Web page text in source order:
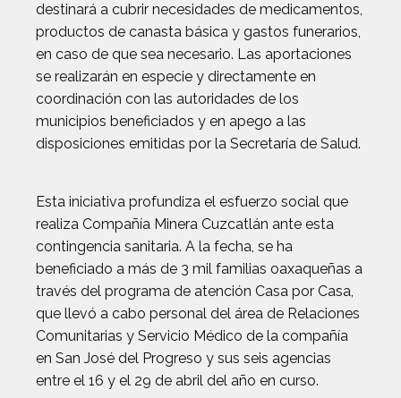
destinará a cubrir necesidades de medicamentos,
productos de canasta básica y gastos funerarios,
en caso de que sea necesario. Las aportaciones
se realizarán en especie y directamente en
coordinación con las autoridades de los
municipios beneficiados y en apego a las
disposiciones emitidas por la Secretaría de Salud.
Esta iniciativa profundiza el esfuerzo social que
realiza Compañía Minera Cuzcatlán ante esta
contingencia sanitaria. A la fecha, se ha
beneficiado a más de 3 mil familias oaxaqueñas a
través del programa de atención Casa por Casa,
que llevó a cabo personal del área de Relaciones
Comunitarias y Servicio Médico de la compañía
en San José del Progreso y sus seis agencias
entre el 16 y el 29 de abril del año en curso.